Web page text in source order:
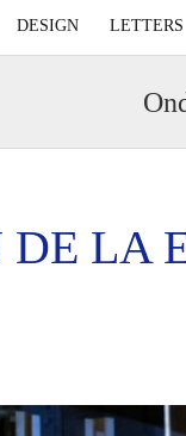
DESIGN LETTERS
DE LA